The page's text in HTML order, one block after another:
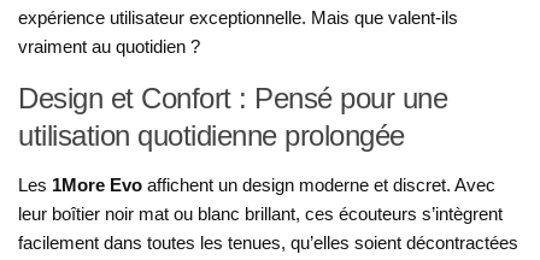
expérience utilisateur exceptionnelle. Mais que valent-ils
vraiment au quotidien ?
Design et Confort : Pensé pour une
utilisation quotidienne prolongée
Les 1More Evo affichent un design moderne et discret. Avec
leur boîtier noir mat ou blanc brillant, ces écouteurs s’intègrent
facilement dans toutes les tenues, qu’elles soient décontractées